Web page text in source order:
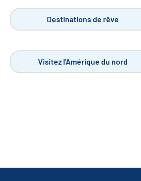
Destinations de rêve
Visitez l'Amérique du nord